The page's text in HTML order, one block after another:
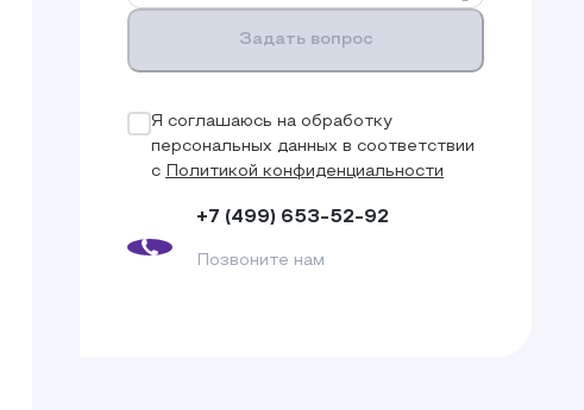
Задать вопрос
Я соглашаюсь на обработку
персональных данных в соответствии
с
Политикой конфиденциальности
+7 (499) 653-52-92
Позвоните нам